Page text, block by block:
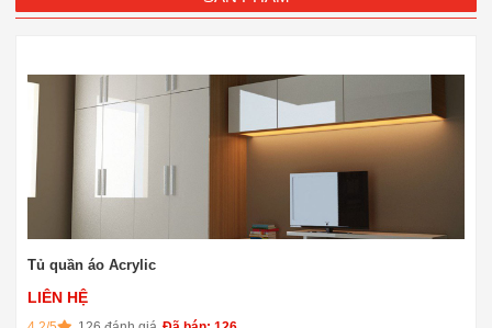
Tủ quần áo Acrylic
LIÊN HỆ